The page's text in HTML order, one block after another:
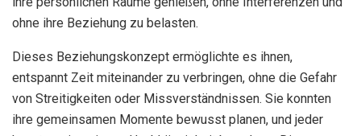
ohne ihre Beziehung zu belasten.
Dieses Beziehungskonzept ermöglichte es ihnen,
entspannt Zeit miteinander zu verbringen, ohne die Gefahr
von Streitigkeiten oder Missverständnissen. Sie konnten
ihre gemeinsamen Momente bewusst planen, und jeder